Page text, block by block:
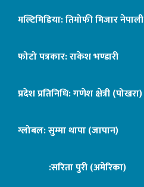
मल्टिमिडिया: तिमोफी मिजार नेपाली
फोटो पत्रकार: राकेश भण्डारी
प्रदेश प्रतिनिधि: गणेश क्षेत्री (पोखरा)
ग्लोबल: सुम्मा थापा (जापान)
:सरिता पुरी (अमेरिका)